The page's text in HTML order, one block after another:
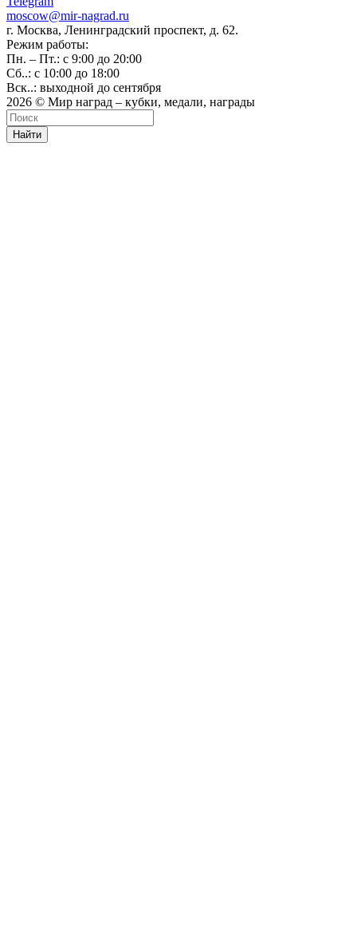
moscow@mir-nagrad.ru
г. Москва, Ленинградский проспект, д. 62.
Режим работы:
Пн. – Пт.: с 9:00 до 20:00
Сб..: с 10:00 до 18:00
Вск..: выходной до сентября
2026 © Мир наград – кубки, медали, награды
Найти